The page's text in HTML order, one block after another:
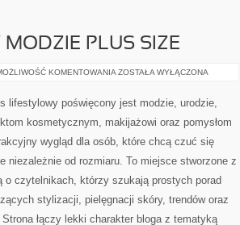
MODZIE PLUS SIZE
KOMENTOWANIA TRENDY
W
MODZIE
SIZE
ZOSTAŁA WYŁĄCZONA
lifestylowy poświęcony jest modzie, urodzie,
kosmetycznym, makijażowi oraz pomysłom
wygląd dla osób, które chcą czuć się
niezależnie od rozmiaru. To miejsce stworzone z
o czytelnikach, którzy szukają prostych porad
stylizacji, pielęgnacji skóry, trendów oraz
łączy lekki charakter bloga z tematyką